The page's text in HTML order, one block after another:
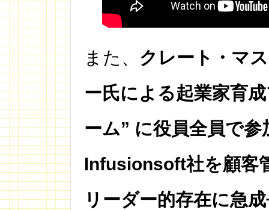
また、 クレート・マ
ー氏による起業家育
ーム” に役員全員で
Infusionsoft社を顧客
リーダー的存在に急